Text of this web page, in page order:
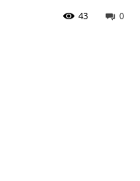
0
43